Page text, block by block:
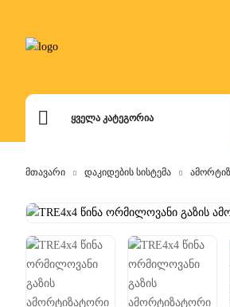
content
ᲧᲕᲔᲚᲐ ᲙᲐᲢᲔᲒᲝᲠᲘᲐ
მთავარი დაკიდების სისტემა